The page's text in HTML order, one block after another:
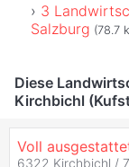
3
Salzburg (78.7
Diese
Kirchbichl
6322 Kirchbichl /